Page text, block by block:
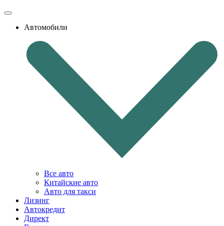
Автомобили
Все авто
Китайские авто
Авто для такси
Лизинг
Автокредит
Директ